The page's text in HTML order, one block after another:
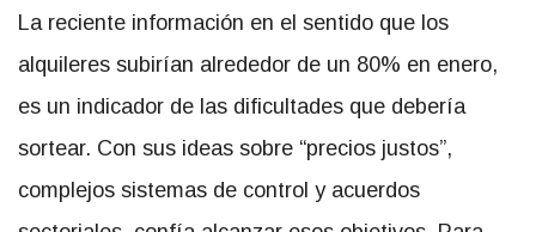
La reciente información en el sentido que los
alquileres subirían alrededor de un 80% en enero,
es un indicador de las dificultades que debería
sortear. Con sus ideas sobre “precios justos”,
complejos sistemas de control y acuerdos